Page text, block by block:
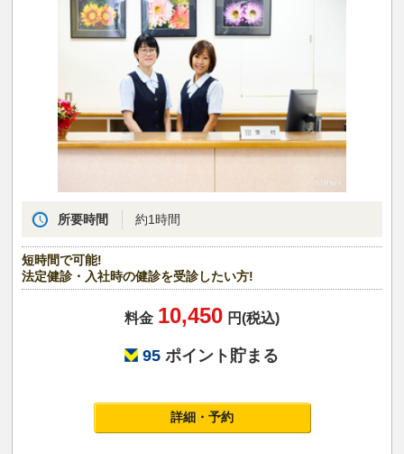
所要時間 約1時間
短時間で可能!
法定健診・入社時の健診を受診したい方!
料金 10,450 円(税込)
95 ポイント貯まる
詳細・予約